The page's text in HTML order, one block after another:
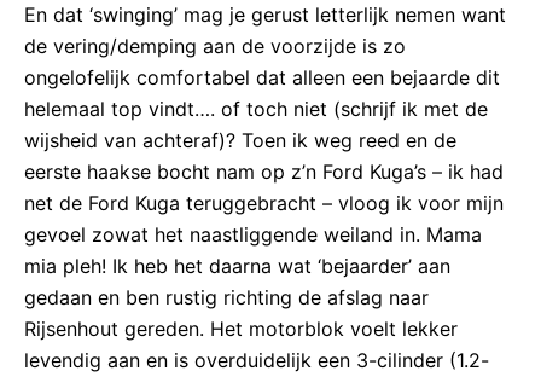
En dat ‘swinging’ mag je gerust letterlijk nemen want
de vering/demping aan de voorzijde is zo
ongelofelijk comfortabel dat alleen een bejaarde dit
helemaal top vindt…. of toch niet (schrijf ik met de
wijsheid van achteraf)? Toen ik weg reed en de
eerste haakse bocht nam op z’n Ford Kuga’s – ik had
net de Ford Kuga teruggebracht – vloog ik voor mijn
gevoel zowat het naastliggende weiland in. Mama
mia pleh! Ik heb het daarna wat ‘bejaarder’ aan
gedaan en ben rustig richting de afslag naar
Rijsenhout gereden. Het motorblok voelt lekker
levendig aan en is overduidelijk een 3-cilinder (1.2-